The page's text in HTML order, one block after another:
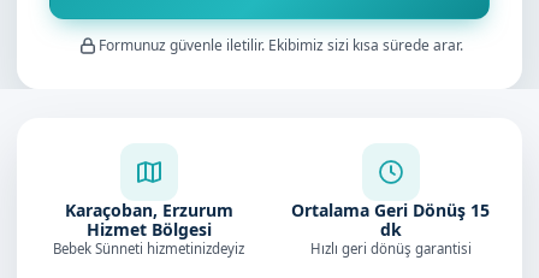
Formunuz güvenle iletilir. Ekibimiz sizi kısa sürede arar.
Karaçoban, Erzurum
Hizmet Bölgesi
Bebek Sünneti hizmetinizdeyiz
Ortalama Geri Dönüş 15
dk
Hızlı geri dönüş garantisi